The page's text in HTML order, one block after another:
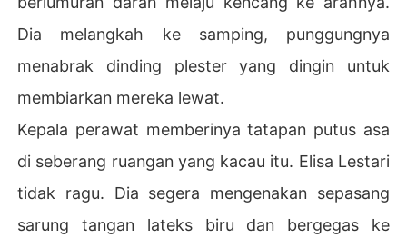
Tujuh tahun pernikahan kami ternyata tidak ada hargan
ya sama sekali dibandingkan kepalsuan selingkuhanny
a. Pria ini bahkan tidak peduli jika aku mati kehabisan d
arah di depannya.
Aku tidak menangis. Dengan tenang, aku mengikat leng
anku sendiri untuk menghentikan pendarahan, lalu men
atap tajam ke arah teman-teman elitenya.
Dia melangkah ke samping, punggungnya
menabrak dinding plester yang dingin untuk
membiarkan mereka lewat.
Kepala perawat memberinya tatapan putus asa
di seberang ruangan yang kacau itu. Elisa Lestari
tidak ragu. Dia segera mengenakan sepasang
sarung tangan lateks biru dan bergegas ke